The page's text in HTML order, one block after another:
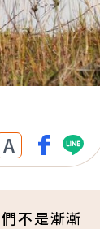
A
不是漸漸